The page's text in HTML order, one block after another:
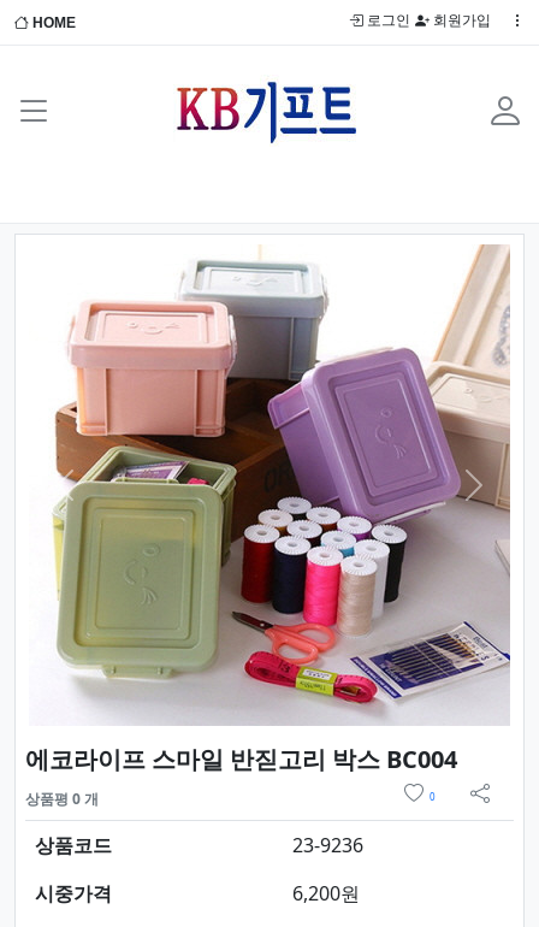
HOME 로그인 회원가입
Previous Next
에코라이프 스마일 반짇고리 박스 BC004요약정
상품평 0 개 0
sns 공
상품코드
23-9236
시중가격
6,200원